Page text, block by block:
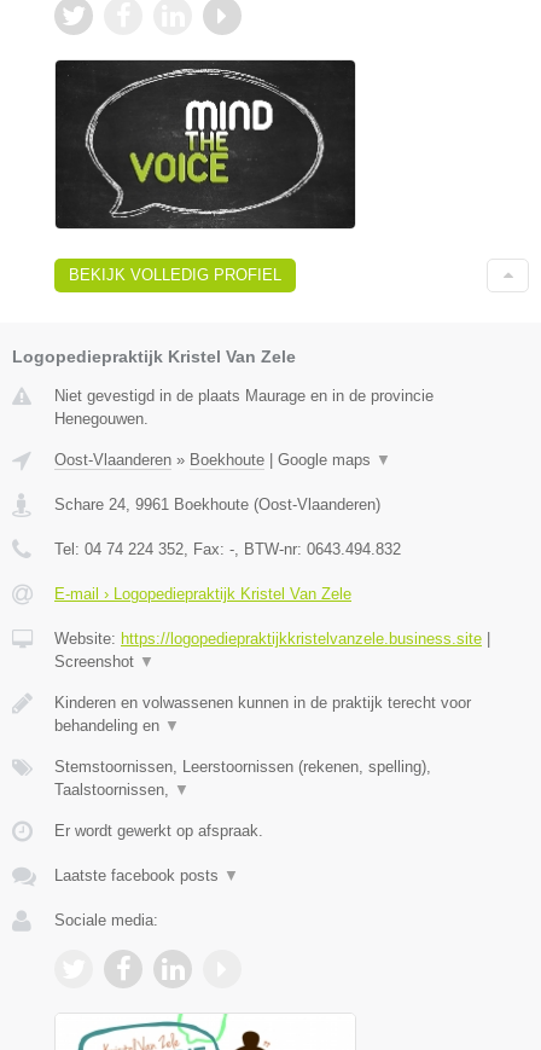
BEKIJK VOLLEDIG PROFIEL
Logopediepraktijk Kristel Van Zele
Niet gevestigd in de plaats Maurage en in de provincie
Henegouwen.
Oost-Vlaanderen » Boekhoute | Google maps ▼
Schare 24 9961 Boekhoute (Oost-Vlaanderen)
Tel: 04 74 224 352 , Fax: - , BTW-nr: 0643.494.832
E-mail › Logopediepraktijk Kristel Van Zele
Website: https://logopediepraktijkkristelvanzele.business.site |
Screenshot ▼
Kinderen en volwassenen kunnen in de praktijk terecht voor
behandeling en ▼
Stemstoornissen, Leerstoornissen (rekenen, spelling),
Taalstoornissen,
▼
Er wordt gewerkt op afspraak.
Laatste facebook posts ▼
Sociale media: